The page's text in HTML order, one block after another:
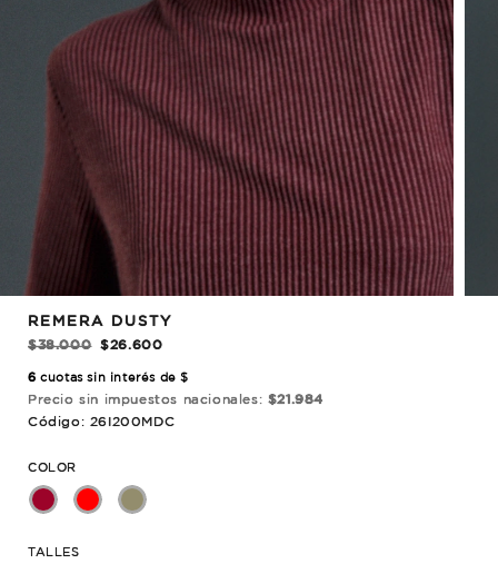
REBAJADO!
REMERA DUSTY
$38.000
$26.600
6 cuotas sin interés de $
Precio sin impuestos nacionales: $21.984
Código: 26I200MDC
COLOR
TALLES